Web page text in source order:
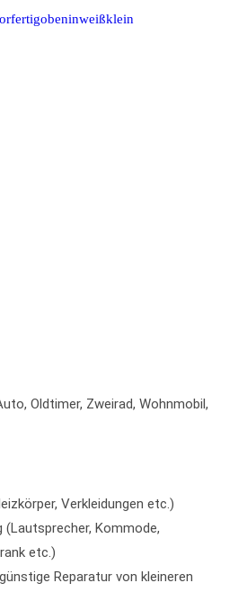
Oldtimer, Zweirad, Wohnmobil,
Verkleidungen etc.)
(Lautsprecher, Kommode,
etc.)
Reparatur von kleineren